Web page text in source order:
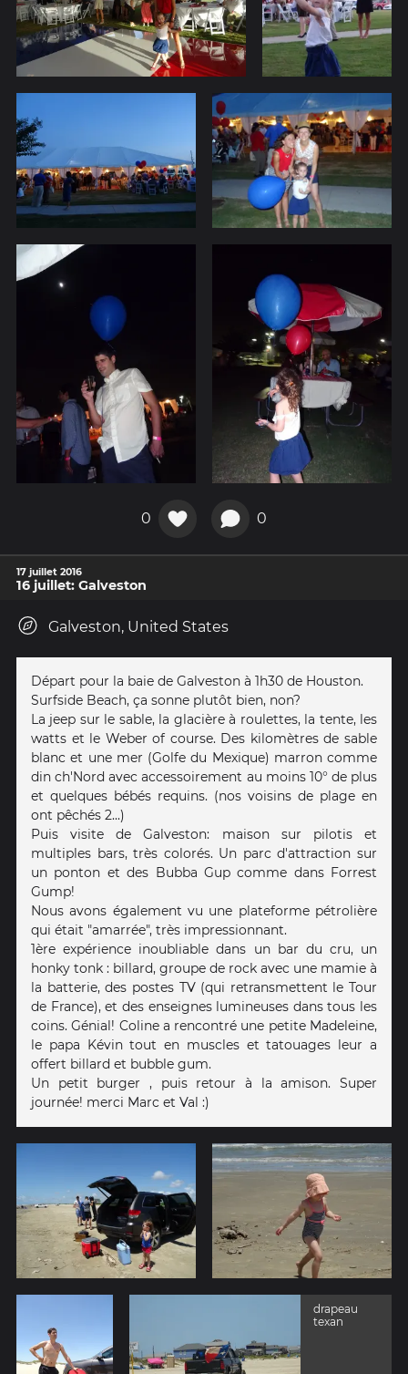
0 0
17 juillet 2016
16 juillet: Galveston
Galveston, United States
Départ pour la baie de Galveston à 1h30 de Houston.
Surfside Beach, ça sonne plutôt bien, non?
La jeep sur le sable, la glacière à roulettes, la tente, les
watts et le Weber of course. Des kilomètres de sable
blanc et une mer (Golfe du Mexique) marron comme
din ch'Nord avec accessoirement au moins 10° de plus
et quelques bébés requins. (nos voisins de plage en
ont pêchés 2...)
Puis visite de Galveston: maison sur pilotis et
multiples bars, très colorés. Un parc d'attraction sur
un ponton et des Bubba Gup comme dans Forrest
Gump!
Nous avons également vu une plateforme pétrolière
qui était "amarrée", très impressionnant.
1ère expérience inoubliable dans un bar du cru, un
honky tonk : billard, groupe de rock avec une mamie à
la batterie, des postes TV (qui retransmettent le Tour
de France), et des enseignes lumineuses dans tous les
coins. Génial! Coline a rencontré une petite Madeleine,
le papa Kévin tout en muscles et tatouages leur a
offert billard et bubble gum.
Un petit burger , puis retour à la amison. Super
journée! merci Marc et Val :)
drapeau
texan